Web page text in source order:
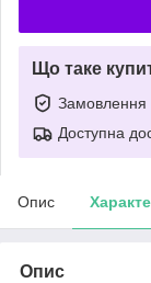
Що таке
Замовлення
Доступна
Опис
Опис